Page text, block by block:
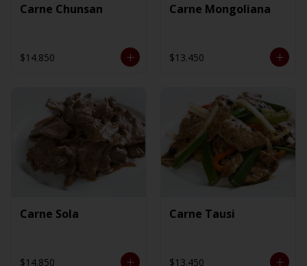
Carne Chunsan
$14.850
Carne Mongoliana
$13.450
Carne Sola
$14.850
Carne Tausi
$13.450